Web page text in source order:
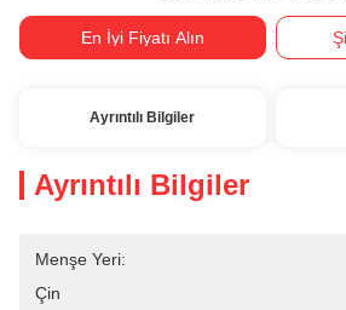
En İyi Fiyatı Alın
Ayrıntılı Bilgiler
Ayrıntılı Bilgiler
Menşe Yeri:
Çin